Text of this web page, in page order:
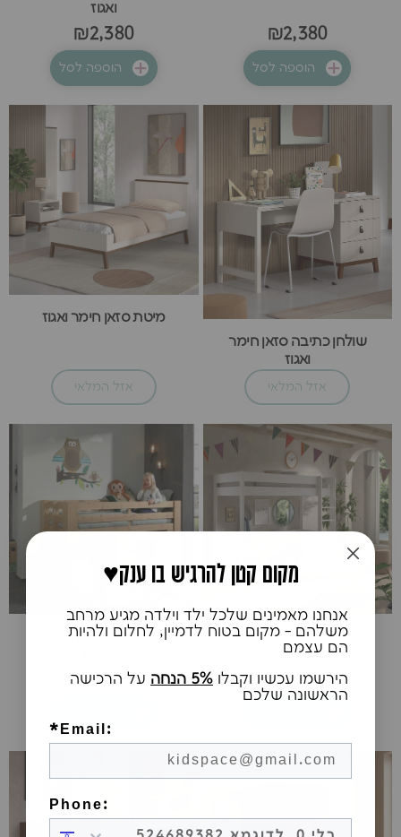
₪2,380
הוספה לסל
ואגוז
₪2,380
הוספה לסל
שולחן כתיבה סזאן חימר
ואגוז
אזל המלאי
מיטת סזאן חימר ואגוז
אזל המלאי
מיטת גלריה פרימו לבנה
₪2,650
מיטת גלריה נמוכה אוליבר
₪4,350
♥️מקום קטן להרגיש בו ענק
אנחנו מאמינים שלכל ילד וילדה מגיע מרחב
משלהם - מקום בטוח לדמיין, לחלום ולהיות
הם עצמם
הירשמו עכשיו וקבלו 5% הנחה
על הרכישה
הראשונה שלכם
*Email:
Phone: